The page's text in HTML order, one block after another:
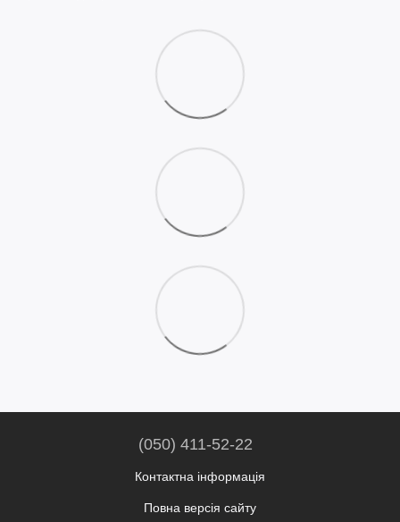
(050) 411-52-22
Контактна інформація
Повна версія сайту